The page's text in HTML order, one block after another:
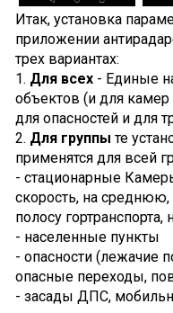
Итак, установка
приложении
трех вариантах:
1. Для всех- Единые
объектов (и для
для опасностей и для
2. Для группы те
применятся для всей
- стационарные
скорость, на среднюю,
полосу гортранспорта,
- населенные пункты
- опасности (лежачие
опасные переходы,
- засады ДПС,